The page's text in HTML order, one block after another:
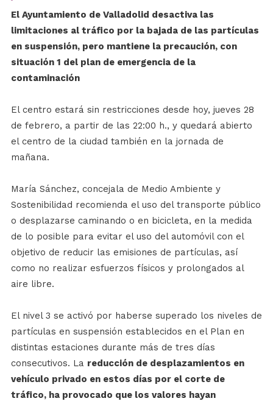
El Ayuntamiento de Valladolid desactiva las
limitaciones al tráfico por la bajada de las partículas
en suspensión, pero mantiene la precaución, con
situación 1 del plan de emergencia de la
contaminación
El centro estará sin restricciones desde hoy, jueves 28
de febrero, a partir de las 22:00 h., y quedará abierto
el centro de la ciudad también en la jornada de
mañana.
María Sánchez, concejala de Medio Ambiente y
Sostenibilidad recomienda el uso del transporte público
o desplazarse caminando o en bicicleta, en la medida
de lo posible para evitar el uso del automóvil con el
objetivo de reducir las emisiones de partículas, así
como no realizar esfuerzos físicos y prolongados al
aire libre.
El nivel 3 se activó por haberse superado los niveles de
partículas en suspensión establecidos en el Plan en
distintas estaciones durante más de tres días
consecutivos. La reducción de desplazamientos en
vehículo privado en estos días por el corte de
tráfico, ha provocado que los valores hayan